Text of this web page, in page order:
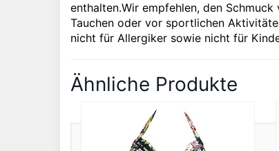
enthalten.Wir empfehlen, den
Tauchen oder vor sportlichen
nicht für Allergiker sowie nicht für
Ähnliche Produkte